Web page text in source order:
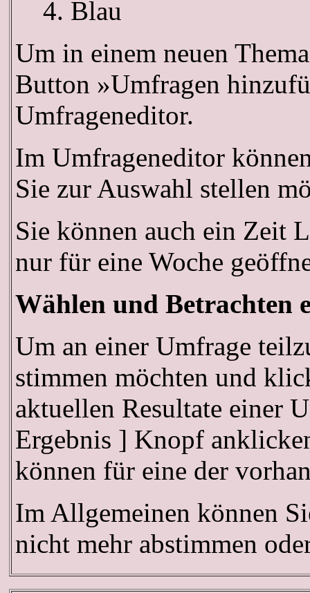
Blau
Um in einem neuen
Button »Umfragen
Umfrageneditor.
Im Umfrageneditor
Sie zur Auswahl stellen
Sie können auch ein Zeit
nur für eine Woche
Wählen und Betrachten
Um an einer Umfrage
stimmen möchten und
aktuellen Resultate einer
Ergebnis ] Knopf
können für eine der
Im Allgemeinen können
nicht mehr abstimmen